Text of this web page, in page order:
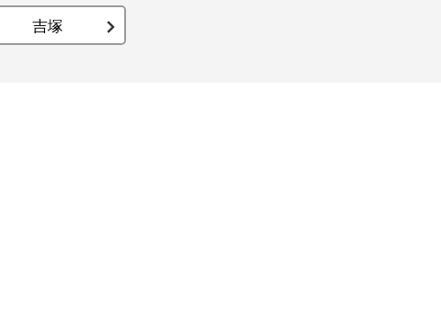
吉塚